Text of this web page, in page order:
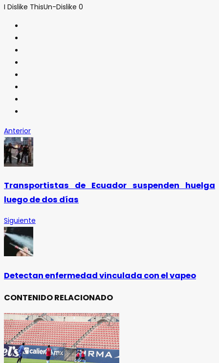
I Dislike ThisUn-Dislike 0
Anterior
Transportistas de Ecuador suspenden huelga
luego de dos días
Siguiente
Detectan enfermedad vinculada con el vapeo
CONTENIDO RELACIONADO